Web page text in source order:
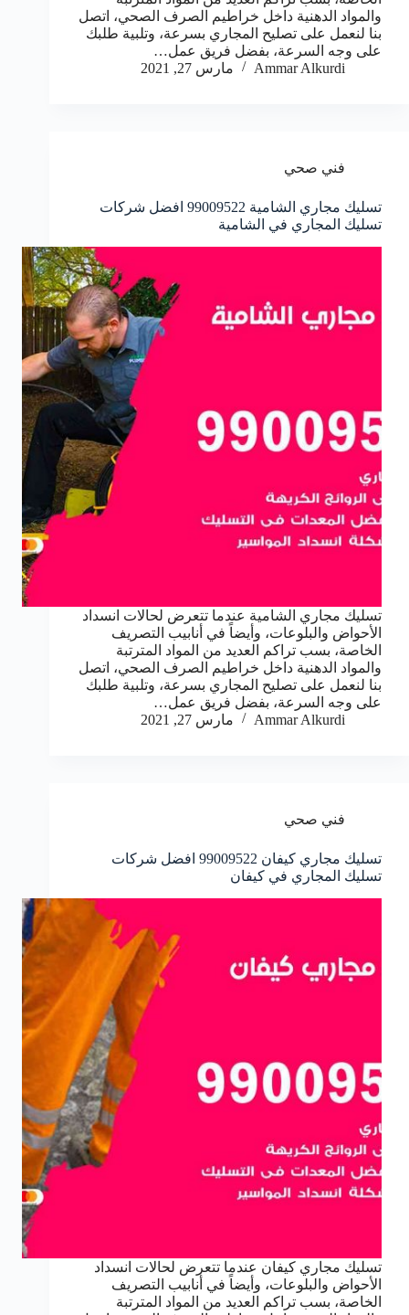
والمواد الدهنية داخل خراطيم الصرف الصحي، اتصل
بنا لنعمل على تصليح المجاري بسرعة، وتلبية طلبك
على وجه السرعة، بفضل فريق عمل…
Ammar Alkurdi
مارس 27, 2021
فني صحي
تسليك مجاري الشامية 99009522 افضل شركات
تسليك المجاري في الشامية
تسليك مجاري الشامية عندما تتعرض لحالات انسداد
الأحواض والبلوعات، وأيضاً في أنابيب التصريف
الخاصة، بسب تراكم العديد من المواد المترتبة
والمواد الدهنية داخل خراطيم الصرف الصحي، اتصل
بنا لنعمل على تصليح المجاري بسرعة، وتلبية طلبك
على وجه السرعة، بفضل فريق عمل…
Ammar Alkurdi
مارس 27, 2021
فني صحي
تسليك مجاري كيفان 99009522 افضل شركات
تسليك المجاري في كيفان
تسليك مجاري كيفان عندما تتعرض لحالات انسداد
الأحواض والبلوعات، وأيضاً في أنابيب التصريف
الخاصة، بسب تراكم العديد من المواد المترتبة